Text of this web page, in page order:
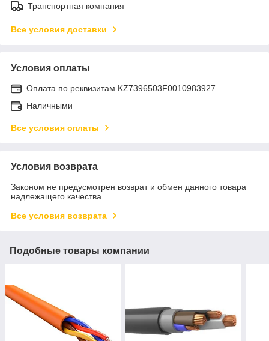
Транспортная компания
Все условия доставки
Условия оплаты
Оплата по реквизитам KZ7396503F0010983927
Наличными
Все условия оплаты
Условия возврата
Законом не предусмотрен возврат и обмен данного товара
надлежащего качества
Все условия возврата
Подобные товары компании